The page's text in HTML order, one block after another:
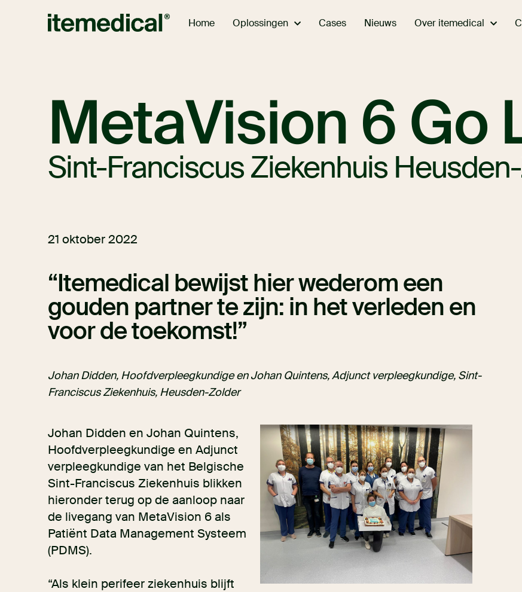
Home Oplossingen Cases Nieuws Over itemedical
MetaVision 6 Go
Sint-Franciscus Ziekenhuis
21 oktober 2022
Itemedical bewijst hier wederom een
gouden partner te zijn: in het verleden en
voor de toekomst!
Johan Didden, Hoofdverpleegkundige en Johan Quintens, Adjunct verpleegkundige, Sint-
Franciscus Ziekenhuis, Heusden-Zolder
Johan Didden en Johan Quintens,
Hoofdverpleegkundige en Adjunct
verpleegkundige van het Belgische
Sint-Franciscus Ziekenhuis blikken
hieronder terug op de aanloop naar
de livegang van MetaVision 6 als
Patiënt Data Management Systeem
(PDMS).
“Als klein perifeer ziekenhuis blijft